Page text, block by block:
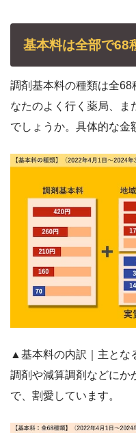
基本料は全部で68
調剤基本料の種類は全
なたのよく行く薬局、ま
でしょうか。具体的な金
▲基本料の内訳｜主とな
調剤や減算調剤などにか
で、割愛しています。